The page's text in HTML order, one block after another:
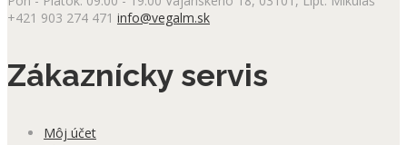
+421 903 274 471 info@vegalm.sk
Zákaznícky servis
Môj účet